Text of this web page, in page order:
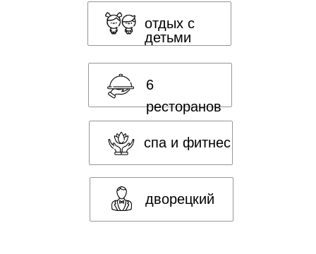
отдых с
детьми
6
ресторанов
спа и фитнес
дворецкий